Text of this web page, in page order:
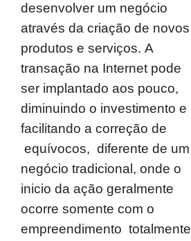
desenvolver um negócio
através da criação de novos
produtos e serviços. A
transação na Internet pode
ser implantado aos pouco,
diminuindo o investimento e
facilitando a correção de
equívocos, diferente de um
negócio tradicional, onde o
inicio da ação geralmente
ocorre somente com o
empreendimento totalmente